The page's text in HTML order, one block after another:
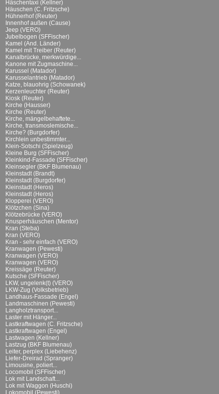
Häschentaxi (Kellner)
Häuschen (C. Fritzsche)
Hühnerhof (Reuter)
Innenhof außen (Cause)
Jeep (VERO)
Jubelbogen (SFFischer)
Kamel (And. Länder)
Kamel mit Treiber (Reuter)
Kanalbrücke, merkwürdige...
Kanone mit Zugmaschine...
Karussel (Matador)
Karusselantrieb (Matador)
Katze, blauohrig (Schowanek)
Kerzenleuchter (Reuter)
Kiosk (Reuter)
Kirche (Hausser)
Kirche (Reuter)
Kirche, mängelbehaftete...
Kirche, transmoslemische...
Kirche? (Burgdorfer)
Kirchlein unbestimmter...
Klein-Sotschi (Spielzeug)
Kleine Burg (SFFischer)
Kleinkind-Fassade (SFFischer)
Kleinsegler (BKF Blumenau)
Kleinstadt (Brandt)
Kleinstadt (Burgdorfer)
Kleinstadt (Heros)
Kleinstadt (Heros)
Klopperei (VERO)
Klötzchen (Sina)
Klötzebrücke (VERO)
Knusperhäuschen (Mentor)
Kran (Steba)
Kran (VERO)
Kran - sehr einfach (VERO)
Kranwagen (Pewesti)
Kranwagen (VERO)
Kranwagen (VERO)
Kreissäge (Reuter)
Kutsche (SFFischer)
LKW, ungelenk(t) (VERO)
LKW-Zug (Volksbetrieb)
Landhaus-Fassade (Engel)
Landmaschinen (Pewesti)
Langholztransport...
Laster mit Hänger...
Lastkraftwagen (C. Fritzsche)
Lastkraftwagen (Engel)
Lastwagen (Kellner)
Lastzug (BKF Blumenau)
Leiter, perplex (Liebehenz)
Liefer-Dreirad (Spranger)
Limousine, poliert...
Locomobil (SFFischer)
Lok mit Landschaft...
Lok mit Waggon (Huschi)
Lokomobil (Pewesti)